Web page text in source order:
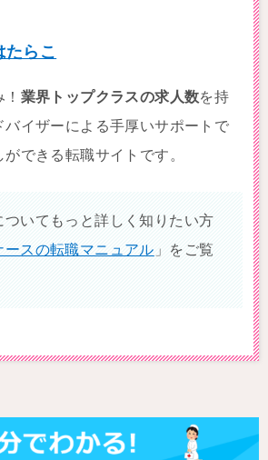
たらこ
業界トップクラスの求人数を持
バイザーによる手厚いサポートで
できる転職サイトです。
いてもっと詳しく知りたい方
ースの転職マニュアル 」をご覧